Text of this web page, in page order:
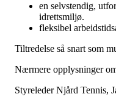
en selvstendig,
idrettsmiljø.
fleksibel
Tiltredelse så snart som
Nærmere opplysninger
Styreleder Njård Tennis,